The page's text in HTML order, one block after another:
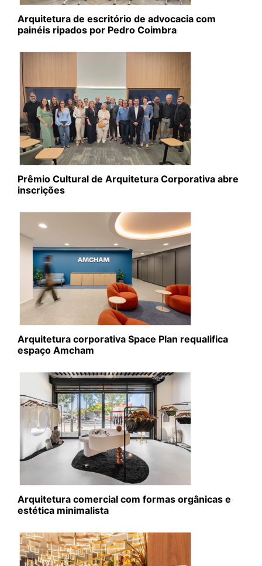
Arquitetura de escritório de advocacia com
painéis ripados por Pedro Coimbra
Prêmio Cultural de Arquitetura Corporativa abre
inscrições
Arquitetura corporativa Space Plan requalifica
espaço Amcham
Arquitetura comercial com formas orgânicas e
estética minimalista